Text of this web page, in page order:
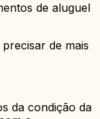
de aluguel
de mais
da condição da